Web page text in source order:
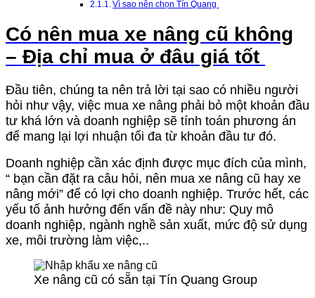
Vì sao nên chọn Tín Quang
Có nên mua xe nâng cũ không
– Địa chỉ mua ở đâu giá tốt
Đầu tiên, chúng ta nên trả lời tại sao có nhiều người
hỏi như vậy, việc mua xe nâng phải bỏ một khoản đầu
tư khá lớn và doanh nghiệp sẽ tính toán phương án
để mang lại lợi nhuận tối đa từ khoản đầu tư đó.
Doanh nghiệp cần xác định được mục đích của mình,
“ bạn cần đặt ra câu hỏi, nên mua xe nâng cũ hay xe
nâng mới” để có lợi cho doanh nghiệp. Trước hết, các
yếu tố ảnh hưởng đến vấn đề này như: Quy mô
doanh nghiệp, ngành nghề sản xuất, mức độ sử dụng
xe, môi trường làm việc,..
Xe nâng cũ có sẵn tại Tín Quang Group